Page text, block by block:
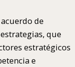
de
que
estratégicos
e